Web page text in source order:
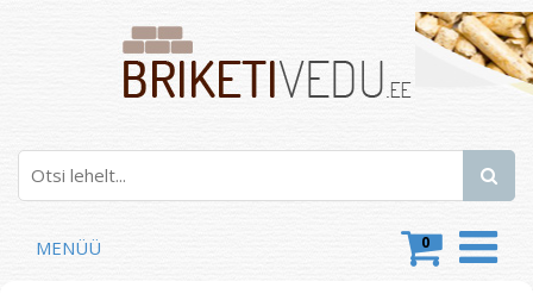
0
MENÜÜ